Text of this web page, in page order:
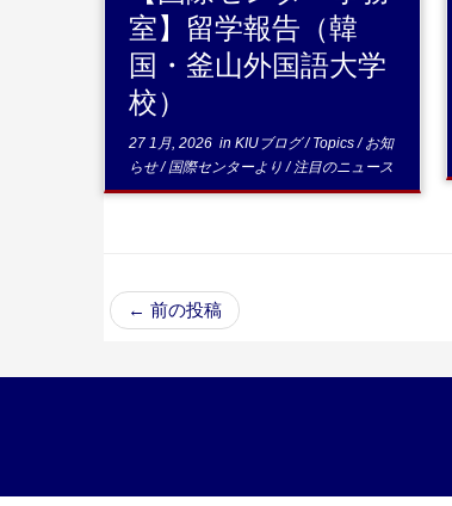
室】留学報告（韓
国・釜山外国語大学
校）
27 1月, 2026 in KIUブログ/Topics/お知
らせ/国際センターより/注目のニュース
← 前の投稿